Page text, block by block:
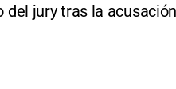
del jury tras la